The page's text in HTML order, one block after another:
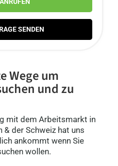
SENDEN
Wege um
und zu
mit dem Arbeitsmarkt in
& der Schweiz hat uns
ankommt wenn Sie
wollen.